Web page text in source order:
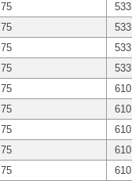
75 533
75 533
75 533
75 533
75 610
75 610
75 610
75 610
75 610